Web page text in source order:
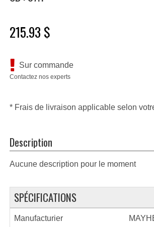
215.93 $
Sur commande
Contactez nos experts
* Frais de livraison applicable selon
Description
Aucune description pour le moment
SPÉCIFICATIONS
Manufacturier